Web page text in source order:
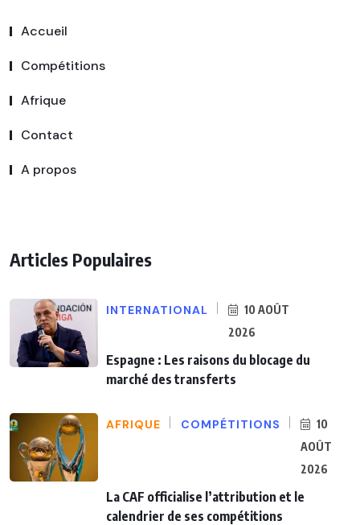
Accueil
Compétitions
Afrique
Contact
A propos
Articles Populaires
INTERNATIONAL
10 AOÛT
2026
Espagne : Les raisons du blocage du
marché des transferts
AFRIQUE COMPÉTITIONS
10
AOÛT
2026
La CAF officialise l’attribution et le
calendrier de ses compétitions